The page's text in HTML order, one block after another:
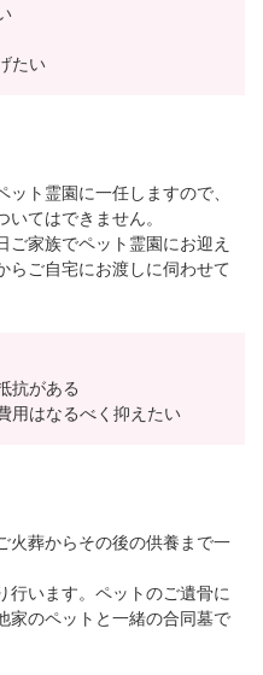
たい
ト霊園に一任しますので、
てはできません。
ご家族でペット霊園にお迎え
らご自宅にお渡しに伺わせて
抗がある
用はなるべく抑えたい
火葬からその後の供養まで一
行います。ペットのご遺骨に
家のペットと一緒の合同墓で